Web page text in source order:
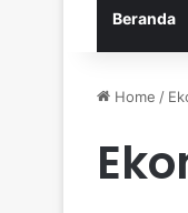
Beranda
Home /